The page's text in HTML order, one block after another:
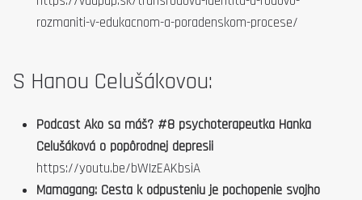
rozmaniti-v-edukacnom-a-poradenskom-procese/
S Hanou Celušákovou:
Podcast Ako sa máš? #8 psychoterapeutka Hanka
Celušáková o popôrodnej depresii
https://youtu.be/bWIzEAKbsiA
Mamagang: Cesta k odpusteniu je pochopenie svojho